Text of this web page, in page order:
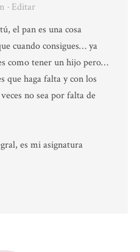
· Editar
el pan es una cosa
cuando consigues… ya
como tener un hijo pero…
que haga falta y con los
no sea por falta de
es mi asignatura